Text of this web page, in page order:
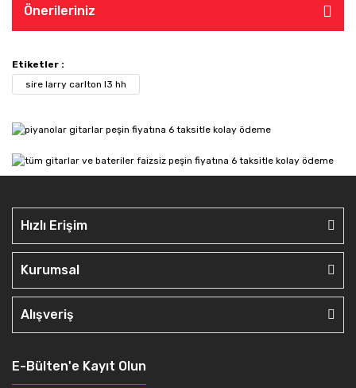
Önerileriniz
Etiketler :
sire larry carlton l3 hh
Hızlı Erişim
Kurumsal
Alışveriş
E-Bülten'e Kayıt Olun